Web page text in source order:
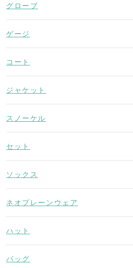
グローブ
ゲージ
コート
ジャケット
スノーケル
セット
ソックス
ネオプレーンウェア
ハット
バッグ